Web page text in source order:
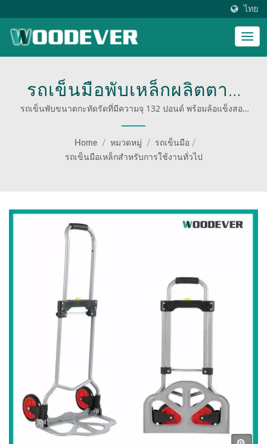
ไทย
รถเข็นมือพับเหล็กผลิตตาม
มาตรฐานของใบรับรอง TUV
/ GS. | WOODEVER: แหล่ง
ที่มาที่ดีที่สุดของคุณสำหรับ
มิเนียม
รถเข็นพับขนาดกะทัดรัดที่มีความจุ 132 ปอนด์ พร้อมล้อแข็งสอง
ล้อ ผู้จัดจำหน่ายรถเข็นมือ OEMODM มืออาชีพ ปรับแต่งรถเข็น
มือ | ผู้จัดจำหน่ายรถเข็นพับอุตสาหกรรม
Home / หมวดหมู่ / รถเข็นมือ /
รถเข็นมือเหล็กสำหรับการใช้งานทั่วไป